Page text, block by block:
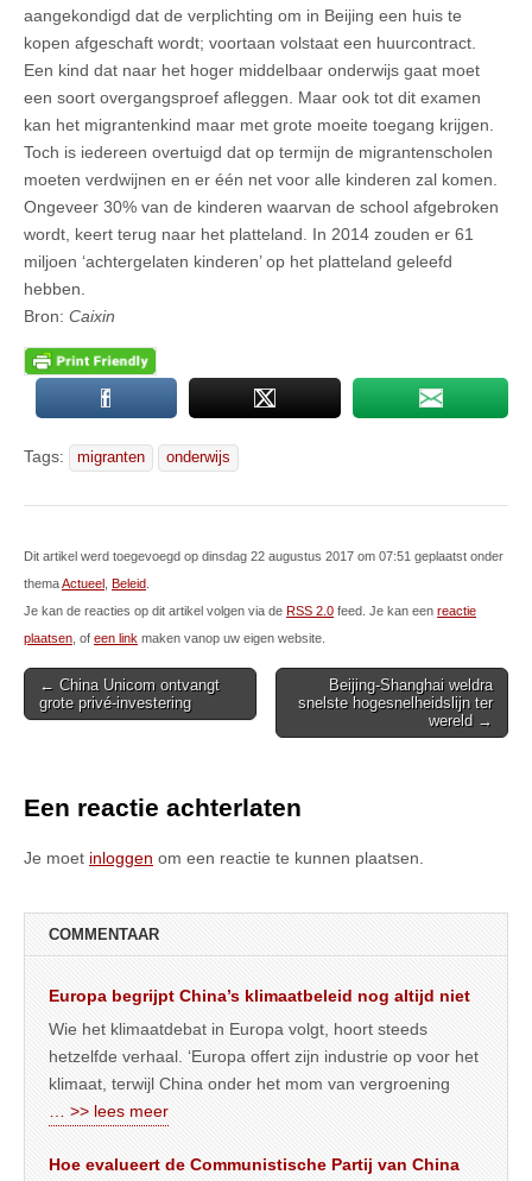
aangekondigd dat de verplichting om in Beijing een huis te
kopen afgeschaft wordt; voortaan volstaat een huurcontract.
Een kind dat naar het hoger middelbaar onderwijs gaat moet
een soort overgangsproef afleggen. Maar ook tot dit examen
kan het migrantenkind maar met grote moeite toegang krijgen.
Toch is iedereen overtuigd dat op termijn de migrantenscholen
moeten verdwijnen en er één net voor alle kinderen zal komen.
Ongeveer 30% van de kinderen waarvan de school afgebroken
wordt, keert terug naar het platteland. In 2014 zouden er 61
miljoen ‘achtergelaten kinderen’ op het platteland geleefd
hebben.
Bron: Caixin
Tags: migranten onderwijs
Dit artikel werd toegevoegd op dinsdag 22 augustus 2017 om 07:51 geplaatst onder
themaActueel Beleid
Je kan de reacties op dit artikel volgen via de RSS 2.0 feed. Je kan een reactie
plaatsen , of een link maken vanop uw eigen website.
Post
navigation
← China Unicom ontvangt
grote privé-investering
Beijing-Shanghai weldra
snelste hogesnelheidslijn ter
wereld →
Een reactie achterlaten
Je moet inloggen om een reactie te kunnen plaatsen.
COMMENTAAR
Europa begrijpt China’s klimaatbeleid nog altijd niet
Wie het klimaatdebat in Europa volgt, hoort steeds
hetzelfde verhaal. ‘Europa offert zijn industrie op voor het
klimaat, terwijl China onder het mom van vergroening
… >> lees meer
Hoe evalueert de Communistische Partij van China